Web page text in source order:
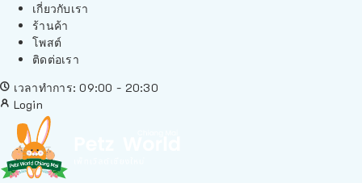
เกี่ยวกับเรา
ร้านค้า
โพสต์
ติดต่อเรา
เวลาทำการ: 09:00 - 20:30
Login